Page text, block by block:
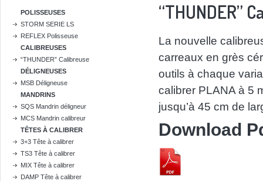
POLISSEUSES
STORM SERIE LS
REFLEX Polisseuse
CALIBREUSES
“THUNDER” Calibreuse
DÉLIGNEUSES
MSB Déligneuse
MANDRINS
SQS Mandrin déligneur
MCS Mandrin calibreur
TÊTES À CALIBRER
3+3 Tête à calibrer
TS3 Tête à calibrer
MIX Tête à calibrer
DAMP Tête à calibrer
“THUNDER”
La nouvelle
carreaux en grès
outils à chaque
calibrer PLANA à 5
jusqu’à 45 cm de
Download